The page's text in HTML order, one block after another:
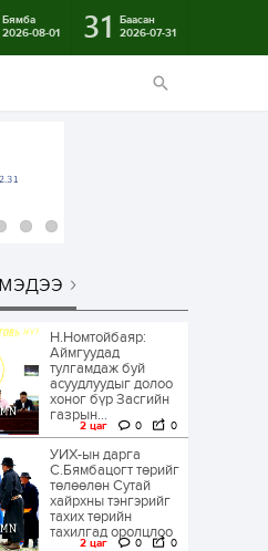
Бямба
2026-08-01
31
Баасан
2026-07-31
Н.Номтойбаяр:
Аймгуудад
тулгамдаж буй
асуудлуудыг долоо
хоног бүр Засгийн
газрын...
2 цаг 0 0
УИХ-ын дарга
С.Бямбацогт төрийг
төлөөлөн Сутай
хайрхны тэнгэрийг
тахих төрийн
тахилгад оролцлоо
2 цаг 0 0